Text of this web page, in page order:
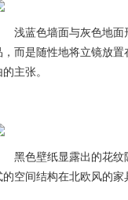
蓝色墙面与灰色地面
，而是随性地将立镜放
的主张。
色壁纸显露出的花纹隐
的空间结构在北欧风的家